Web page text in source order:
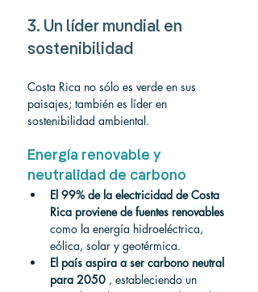
3. Un líder mundial en
sostenibilidad
Costa Rica no sólo es verde en sus
paisajes; también es líder en
sostenibilidad ambiental.
Energía renovable y
neutralidad de carbono
El 99% de la electricidad de Costa
Rica proviene de fuentes renovables
como la energía hidroeléctrica,
eólica, solar y geotérmica.
El país aspira a ser carbono neutral
para 2050 , estableciendo un